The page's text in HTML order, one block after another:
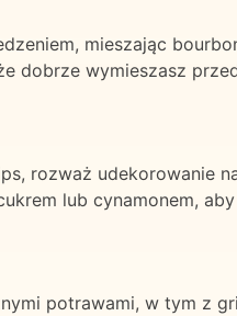
mieszając
dobrze wymieszasz
rozważ udekorowanie
lub cynamonem, aby
potrawami, w tym z